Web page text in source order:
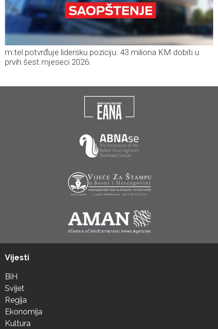
m:tel potvrđuje lidersku poziciju: 43 miliona KM dobiti u
prvih šest mjeseci 2026.
Vijesti
BiH
Svijet
Regija
Ekonomija
Kultura